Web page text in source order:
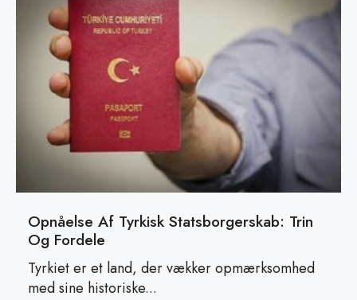
Opnåelse Af Tyrkisk Statsborgerskab: Trin
Og Fordele
Tyrkiet er et land, der vækker opmærksomhed
med sine historiske...